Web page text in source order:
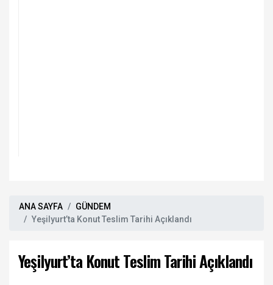
ANA SAYFA
GÜNDEM
Yeşilyurt’ta Konut Teslim Tarihi Açıklandı
Yeşilyurt’ta Konut Teslim Tarihi Açıklandı